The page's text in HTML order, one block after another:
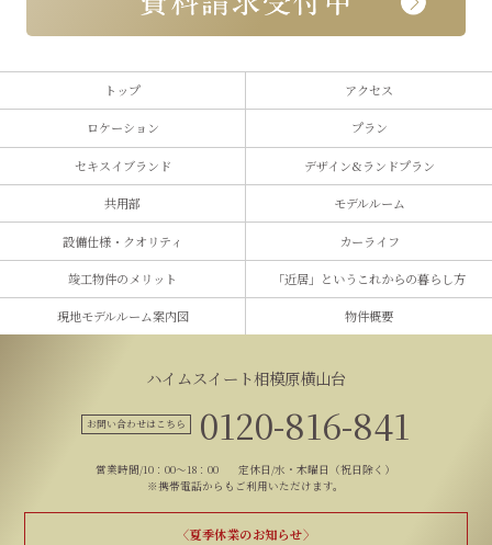
トップ アクセス
ロケーション プラン
セキスイブランド デザイン&ランドプラン
共用部 モデルルーム
設備仕様・クオリティ カーライフ
竣工物件のメリット 「近居」という これからの暮らし方
現地モデルルーム案内図 物件概要
ハイムスイート相模原横山台
お問い合わせはこちら 0120-816-841
営業時間/10：00～18：00
定休日/水・木曜日（祝日除く）
※携帯電話からもご利用いただけます。
〈夏季休業のお知らせ〉